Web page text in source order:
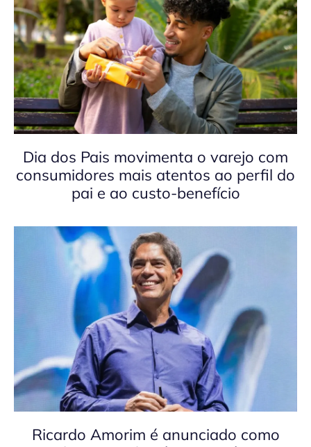
Dia dos Pais movimenta o varejo com
consumidores mais atentos ao perfil do
pai e ao custo-benefício
Ricardo Amorim é anunciado como